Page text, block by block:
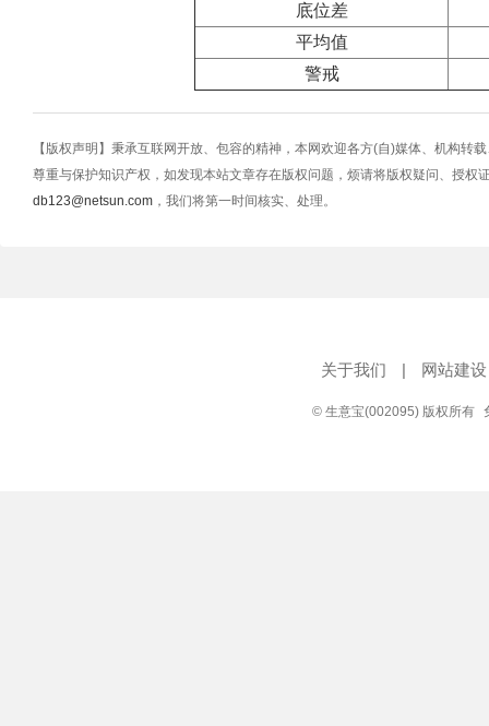
底位差
平均值
警戒
【版权声明】秉承互联网开放、包容的精神，本网欢迎各方(自)媒体、机构转
尊重与保护知识产权，如发现本站文章存在版权问题，烦请将版权疑问、授权
db123@netsun.com ，我们将第一时间核实、处理。
关于我们 | 网站建设
© 生意宝(002095) 版权所有